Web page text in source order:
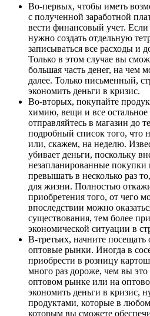
Во-первых, чтобы иметь
с полученной заработной
вести финансовый учет. Если
нужно создать отдельную
записываться все расходы и
Только в этом случае вы
большая часть денег, на чем
далее. Только письменный,
экономить деньги в кризис.
Во-вторых, покупайте
химию, вещи и все остальное
отправляйтесь в магазин до
подробный список того, что
или, скажем, на неделю.
убивает деньги, поскольку
незапланированные покупки
превышать в несколько раз
для жизни. Полностью
приобретения того, от чего
впоследствии можно
существования, тем более
экономической ситуации в
В-третьих, начните
оптовые рынки. Иногда в
приобрести в розницу
много раз дороже, чем вы это
оптовом рынке или на
экономить деньги в кризис,
продуктами, которые в любом
которым вы сможете